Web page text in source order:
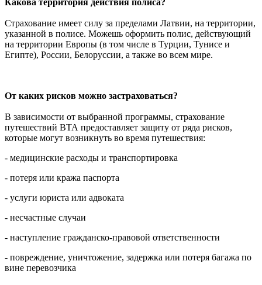
Страхование имеет силу за пределами Латвии, на территории,
указанной в полисе. Можешь оформить полис, действующий
на территории Европы (в том числе в Турции, Тунисе и
Египте), России, Белоруссии, а также во всем мире.
От каких рисков можно застраховаться?
В зависимости от выбранной программы, страхование
путешествий ВТА предоставляет защиту от ряда рисков,
которые могут возникнуть во время путешествия:
- медицинские расходы и транспортировка
- потеря или кража паспорта
- услуги юриста или адвоката
- несчастные случаи
- наступление гражданско-правовой ответственности
- повреждение, уничтожение, задержка или потеря багажа по
вине перевозчика